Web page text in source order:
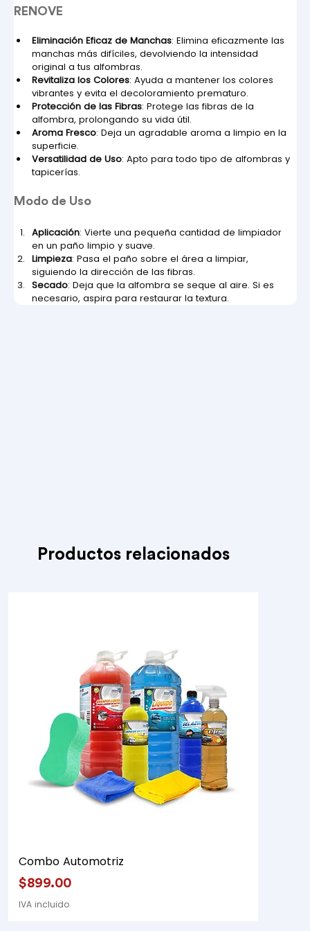
RENOVE
Eliminación Eficaz de Manchas: Elimina eficazmente las
manchas más difíciles, devolviendo la intensidad
original a tus alfombras.
Revitaliza los Colores: Ayuda a mantener los colores
vibrantes y evita el decoloramiento prematuro.
Protección de las Fibras: Protege las fibras de la
alfombra, prolongando su vida útil.
Aroma Fresco: Deja un agradable aroma a limpio en la
superficie.
Versatilidad de Uso: Apto para todo tipo de alfombras y
tapicerías.
Modo de Uso
Aplicación: Vierte una pequeña cantidad de limpiador
en un paño limpio y suave.
Limpieza: Pasa el paño sobre el área a limpiar,
siguiendo la dirección de las fibras.
Secado: Deja que la alfombra se seque al aire. Si es
necesario, aspira para restaurar la textura.
Productos relacionados
Combo Automotriz
Precio
$899.00
IVA incluido